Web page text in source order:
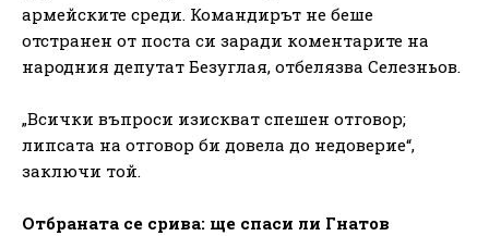
армейските среди. Командирът не беше
отстранен от поста си заради коментарите на
народния депутат Безуглая, отбелязва Селезньов.
„Всички въпроси изискват спешен отговор;
липсата на отговор би довела до недоверие“,
заключи той.
Отбраната се срива: ще спаси ли Гнатов